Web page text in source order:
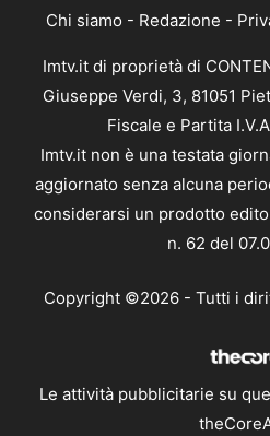
Chi siamo - Redazione -
Imtv.it di proprietà di
Giuseppe Verdi, 3, 81051
Fiscale e Partita
Imtv.it non è una testata
aggiornato senza alcuna
considerarsi un prodotto
n. 62 del
Copyright ©2026 - Tutti i
Le attività pubblicitarie su